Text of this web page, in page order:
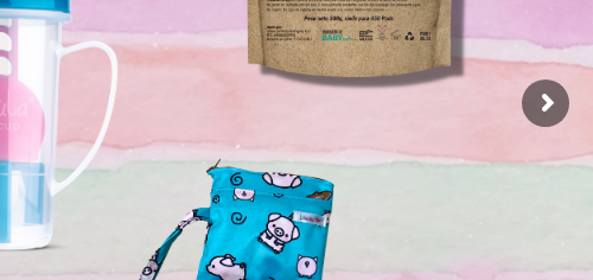
Pañal Oro Líquido
Comprar